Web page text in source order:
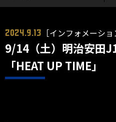
2024.9.13 ［インフォメーショ
9/14（土）明治安田
「HEAT UP TIME」